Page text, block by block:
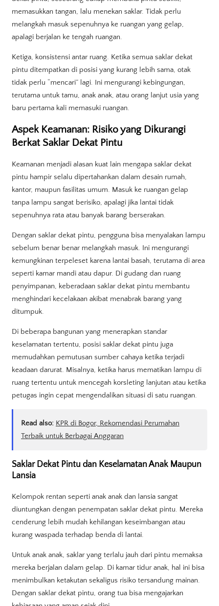
memasukkan tangan, lalu menekan saklar. Tidak perlu
melangkah masuk sepenuhnya ke ruangan yang gelap,
apalagi berjalan ke tengah ruangan.
Ketiga, konsistensi antar ruang. Ketika semua saklar dekat
pintu ditempatkan di posisi yang kurang lebih sama, otak
tidak perlu “mencari” lagi. Ini mengurangi kebingungan,
terutama untuk tamu, anak anak, atau orang lanjut usia yang
baru pertama kali memasuki ruangan.
Aspek Keamanan: Risiko yang Dikurangi
Berkat Saklar Dekat Pintu
Keamanan menjadi alasan kuat lain mengapa saklar dekat
pintu hampir selalu dipertahankan dalam desain rumah,
kantor, maupun fasilitas umum. Masuk ke ruangan gelap
tanpa lampu sangat berisiko, apalagi jika lantai tidak
sepenuhnya rata atau banyak barang berserakan.
Dengan saklar dekat pintu, pengguna bisa menyalakan lampu
sebelum benar benar melangkah masuk. Ini mengurangi
kemungkinan terpeleset karena lantai basah, terutama di area
seperti kamar mandi atau dapur. Di gudang dan ruang
penyimpanan, keberadaan saklar dekat pintu membantu
menghindari kecelakaan akibat menabrak barang yang
ditumpuk.
Di beberapa bangunan yang menerapkan standar
keselamatan tertentu, posisi saklar dekat pintu juga
memudahkan pemutusan sumber cahaya ketika terjadi
keadaan darurat. Misalnya, ketika harus mematikan lampu di
ruang tertentu untuk mencegah korsleting lanjutan atau ketika
petugas ingin cepat mengendalikan situasi di satu ruangan.
Read also: KPR di Bogor, Rekomendasi Perumahan
Terbaik untuk Berbagai Anggaran
Saklar Dekat Pintu dan Keselamatan Anak Maupun
Lansia
Kelompok rentan seperti anak anak dan lansia sangat
diuntungkan dengan penempatan saklar dekat pintu. Mereka
cenderung lebih mudah kehilangan keseimbangan atau
kurang waspada terhadap benda di lantai.
Untuk anak anak, saklar yang terlalu jauh dari pintu memaksa
mereka berjalan dalam gelap. Di kamar tidur anak, hal ini bisa
menimbulkan ketakutan sekaligus risiko tersandung mainan.
Dengan saklar dekat pintu, orang tua bisa mengajarkan